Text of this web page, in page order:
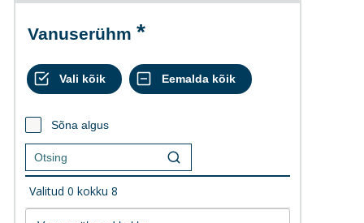
Vanuserühm
Sõna algus
Valitud 0 kokku 8